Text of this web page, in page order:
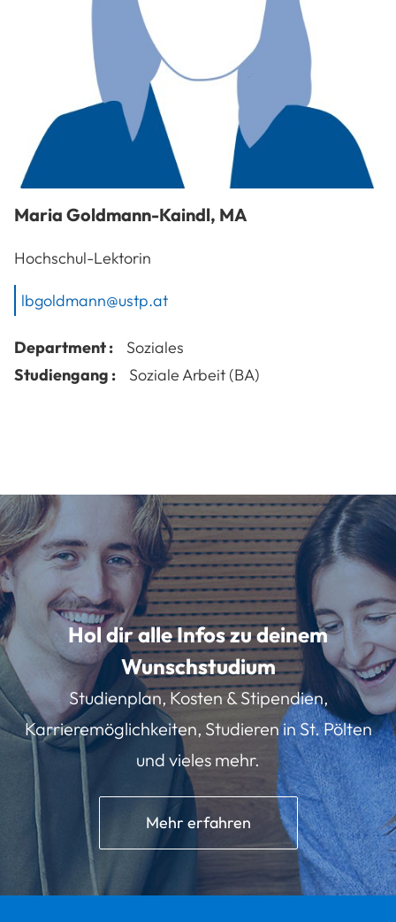
Maria Goldmann-Kaindl, MA
Hochschul-Lektorin
lbgoldmann@ustp.at
Department :
Soziales
Studiengang :
Soziale Arbeit (BA)
Hol dir alle Infos zu deinem
Wunschstudium
Studienplan, Kosten & Stipendien,
Karrieremöglichkeiten, Studieren in St. Pölten
und vieles mehr.
Mehr erfahren